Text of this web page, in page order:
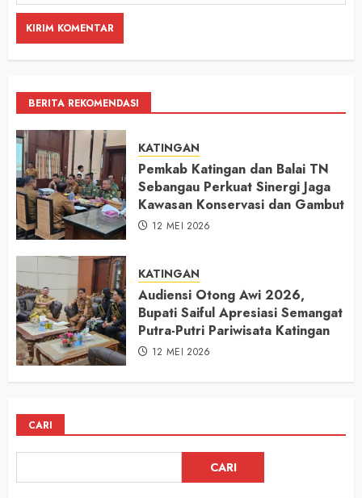
BERITA REKOMENDASI
KATINGAN
Pemkab Katingan dan Balai TN
Sebangau Perkuat Sinergi Jaga
Kawasan Konservasi dan Gambut
12 MEI 2026
KATINGAN
Audiensi Otong Awi 2026,
Bupati Saiful Apresiasi Semangat
Putra-Putri Pariwisata Katingan
12 MEI 2026
CARI
CARI